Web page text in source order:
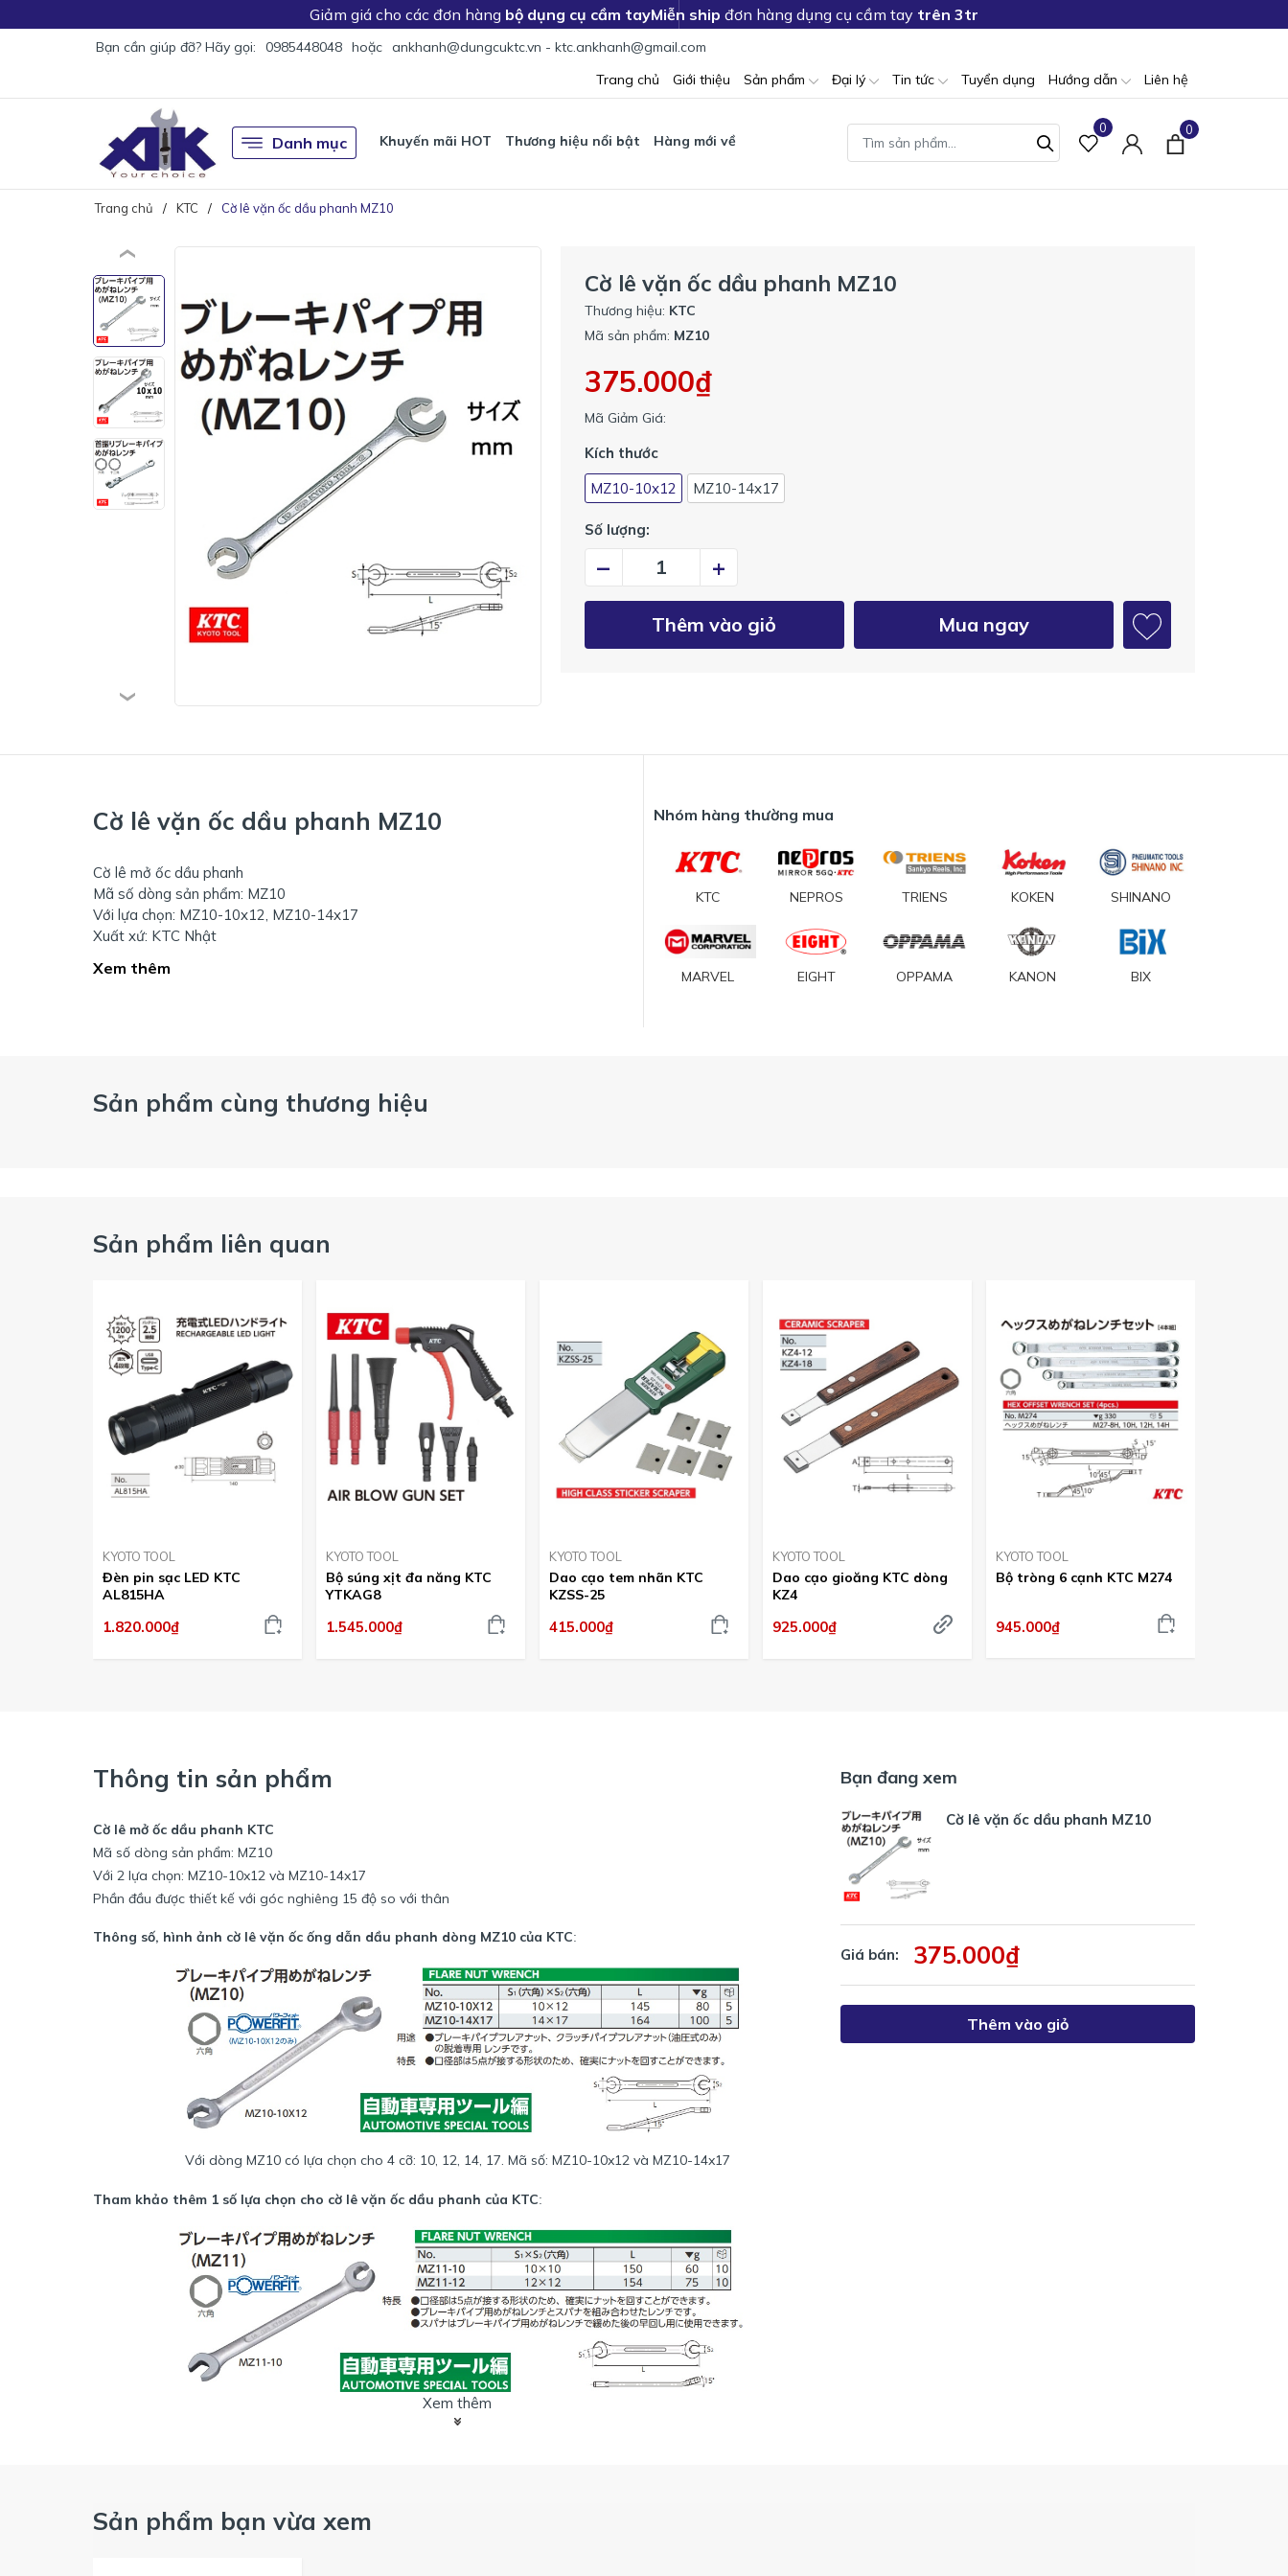
Giảm giá cho các đơn hàng bộ dụng cụ cầm tayMiễn ship đơn hàng dụng cụ cầm tay trên 3tr
Bạn cần giúp đỡ? Hãy gọi: 0985448048 hoặc ankhanh@dungcuktc.vn - ktc.ankhanh@gmail.com
Trang chủ
Giới thiệu Sản phẩm Đại lý Tin tức Tuyển dụng Hướng dẫn Liên hệ
Danh mục Khuyến mãi HOT Thương hiệu nổi bật Hàng mới về
0 0
Trang chủ KTC Cờ lê vặn ốc dầu phanh MZ10
Cờ lê vặn ốc dầu phanh MZ10
Thương hiệu: KTC
Mã sản phẩm: MZ10
375.000₫
Mã Giảm Giá:
Kích thước
MZ10-10x12
MZ10-14x17
Số lượng:
– +
Thêm vào giỏ Mua ngay
Cờ lê vặn ốc dầu phanh MZ10
Cờ lê mở ốc dầu phanh
Mã số dòng sản phẩm: MZ10
Với lựa chọn: MZ10-10x12, MZ10-14x17
Xuất xứ: KTC Nhật
Xem thêm
Nhóm hàng thường mua
KTC NEPROS TRIENS KOKEN SHINANO
MARVEL EIGHT OPPAMA KANON BIX
Sản phẩm cùng thương hiệu
Sản phẩm liên quan
KYOTO TOOL
Đèn pin sạc LED KTC
AL815HA
1.820.000₫
KYOTO TOOL
Bộ súng xịt đa năng KTC
YTKAG8
1.545.000₫
KYOTO TOOL
Dao cạo tem nhãn KTC
KZSS-25
415.000₫
KYOTO TOOL
Dao cạo gioăng KTC dòng
KZ4
925.000₫
KYOTO TOOL
Bộ tròng 6 cạnh KTC M274
945.000₫
Thông tin sản phẩm
Cờ lê mở ốc dầu phanh KTC
Mã số dòng sản phẩm: MZ10
Với 2 lựa chọn: MZ10-10x12 và MZ10-14x17
Phần đầu được thiết kế với góc nghiêng 15 độ so với thân
Thông số, hình ảnh cờ lê vặn ốc ống dẫn dầu phanh dòng MZ10 của KTC:
Với dòng MZ10 có lựa chọn cho 4 cỡ: 10, 12, 14, 17. Mã số: MZ10-10x12 và MZ10-14x17
Tham khảo thêm 1 số lựa chọn cho cờ lê vặn ốc dầu phanh của KTC:
có lựa chọn cho 2 cỡ: 10, 12. Mã số: MZ11-10 và MZ11-12
Xem thêm
Bạn đang xem
Cờ lê vặn ốc dầu phanh MZ10
Giá bán: 375.000₫
Thêm vào giỏ
Sản phẩm bạn vừa xem